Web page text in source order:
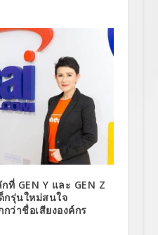
ที่ GEN Y และ GEN Z
กรุ่นใหม่สนใจ
ว่าชื่อเสียงองค์กร